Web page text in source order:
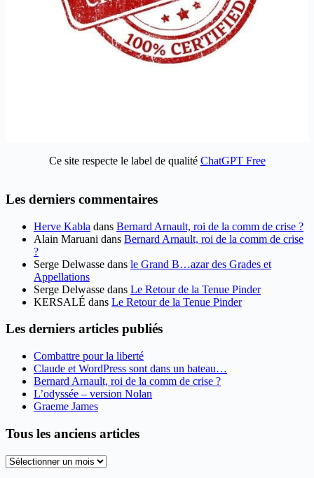
Ce site respecte le label de qualité ChatGPT Free
Les derniers commentaires
Herve Kabla dans Bernard Arnault, roi de la comm de crise ?
Alain Maruani dans Bernard Arnault, roi de la comm de crise
?
Serge Delwasse dans le Grand B…azar des Grades et
Appellations
Serge Delwasse dans Le Retour de la Tenue Pinder
KERSALÉ dans Le Retour de la Tenue Pinder
Les derniers articles publiés
Combattre pour la liberté
Claude et WordPress sont dans un bateau…
Bernard Arnault, roi de la comm de crise ?
L’odyssée – version Nolan
Graeme James
Tous les anciens articles
Tous